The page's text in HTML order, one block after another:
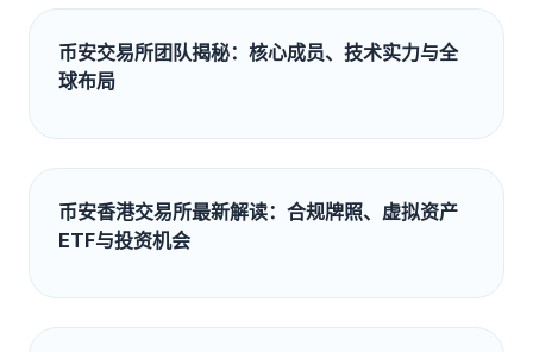
币安交易所团队揭秘：核心成员、技术实力与全
球布局
币安香港交易所最新解读：合规牌照、虚拟资产
ETF与投资机会